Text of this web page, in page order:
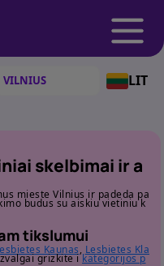
LIT
skelbimai ir a
mieste Vilnius ir padeda pa
budus su aiskiu vietiniu k
tikslumui
Kaunas, Lesbietes Kla
grizkite ikategorijos p